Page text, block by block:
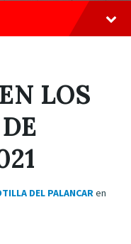
LOS
DEL PALANCARen